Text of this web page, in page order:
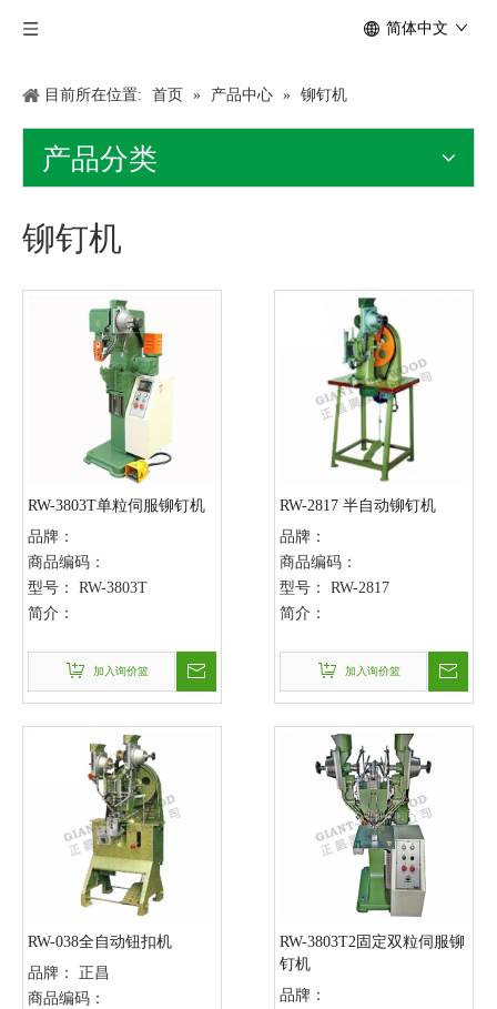
简体中文
目前所在位置: 首页 » 产品中心 » 铆钉机
产品分类
铆钉机
RW-3803T单粒伺服铆钉机
品牌：
商品编码：
型号：
RW-3803T
简介：
加入询价篮
RW-2817 半自动铆钉机
品牌：
商品编码：
型号：
RW-2817
简介：
加入询价篮
RW-038全自动钮扣机
品牌：
正昌
商品编码：
RW-3803T2固定双粒伺服铆
钉机
品牌：